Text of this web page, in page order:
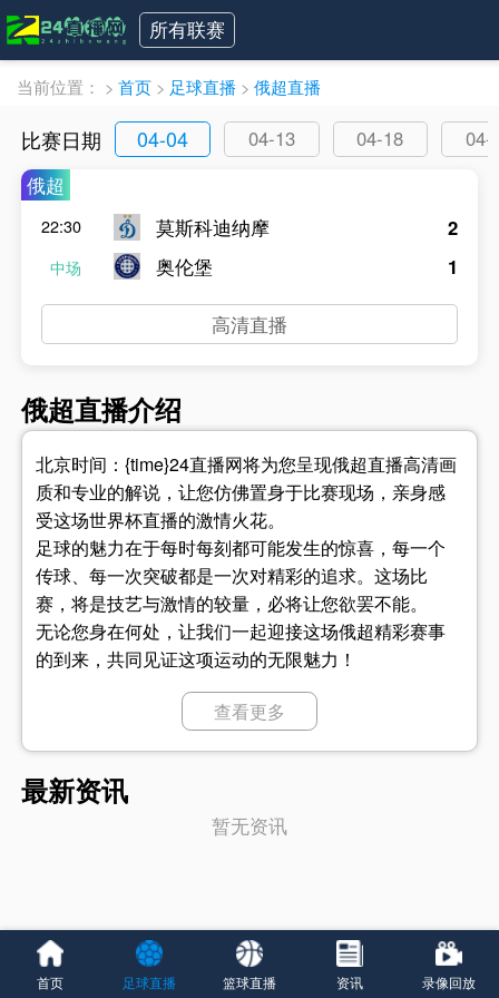
所有联赛
当前位置： > 首页 > 足球直播 > 俄超直播
比赛日期 04-04 04-13 04-18
04-
俄超
22:30
中场
莫斯科迪纳摩
奥伦堡
2
1
高清直播
俄超直播介绍
北京时间：{time}24直播网将为您呈现俄超直播高清画
质和专业的解说，让您仿佛置身于比赛现场，亲身感
受这场世界杯直播的激情火花。
足球的魅力在于每时每刻都可能发生的惊喜，每一个
传球、每一次突破都是一次对精彩的追求。这场比
赛，将是技艺与激情的较量，必将让您欲罢不能。
无论您身在何处，让我们一起迎接这场俄超精彩赛事
的到来，共同见证这项运动的无限魅力！
立即观看俄超，一同见证这项运动的魅力，为您钟爱
{home}一直以优雅的球风和出色的传控著称。他们的
队员们技术娴熟、出色的传球和无与伦比的射门技
巧，肯定会给{visit}制造不小的麻烦。
以赴。
查看更多
最新资讯
暂无资讯
首页 足球直播 篮球直播 资讯 录像回放